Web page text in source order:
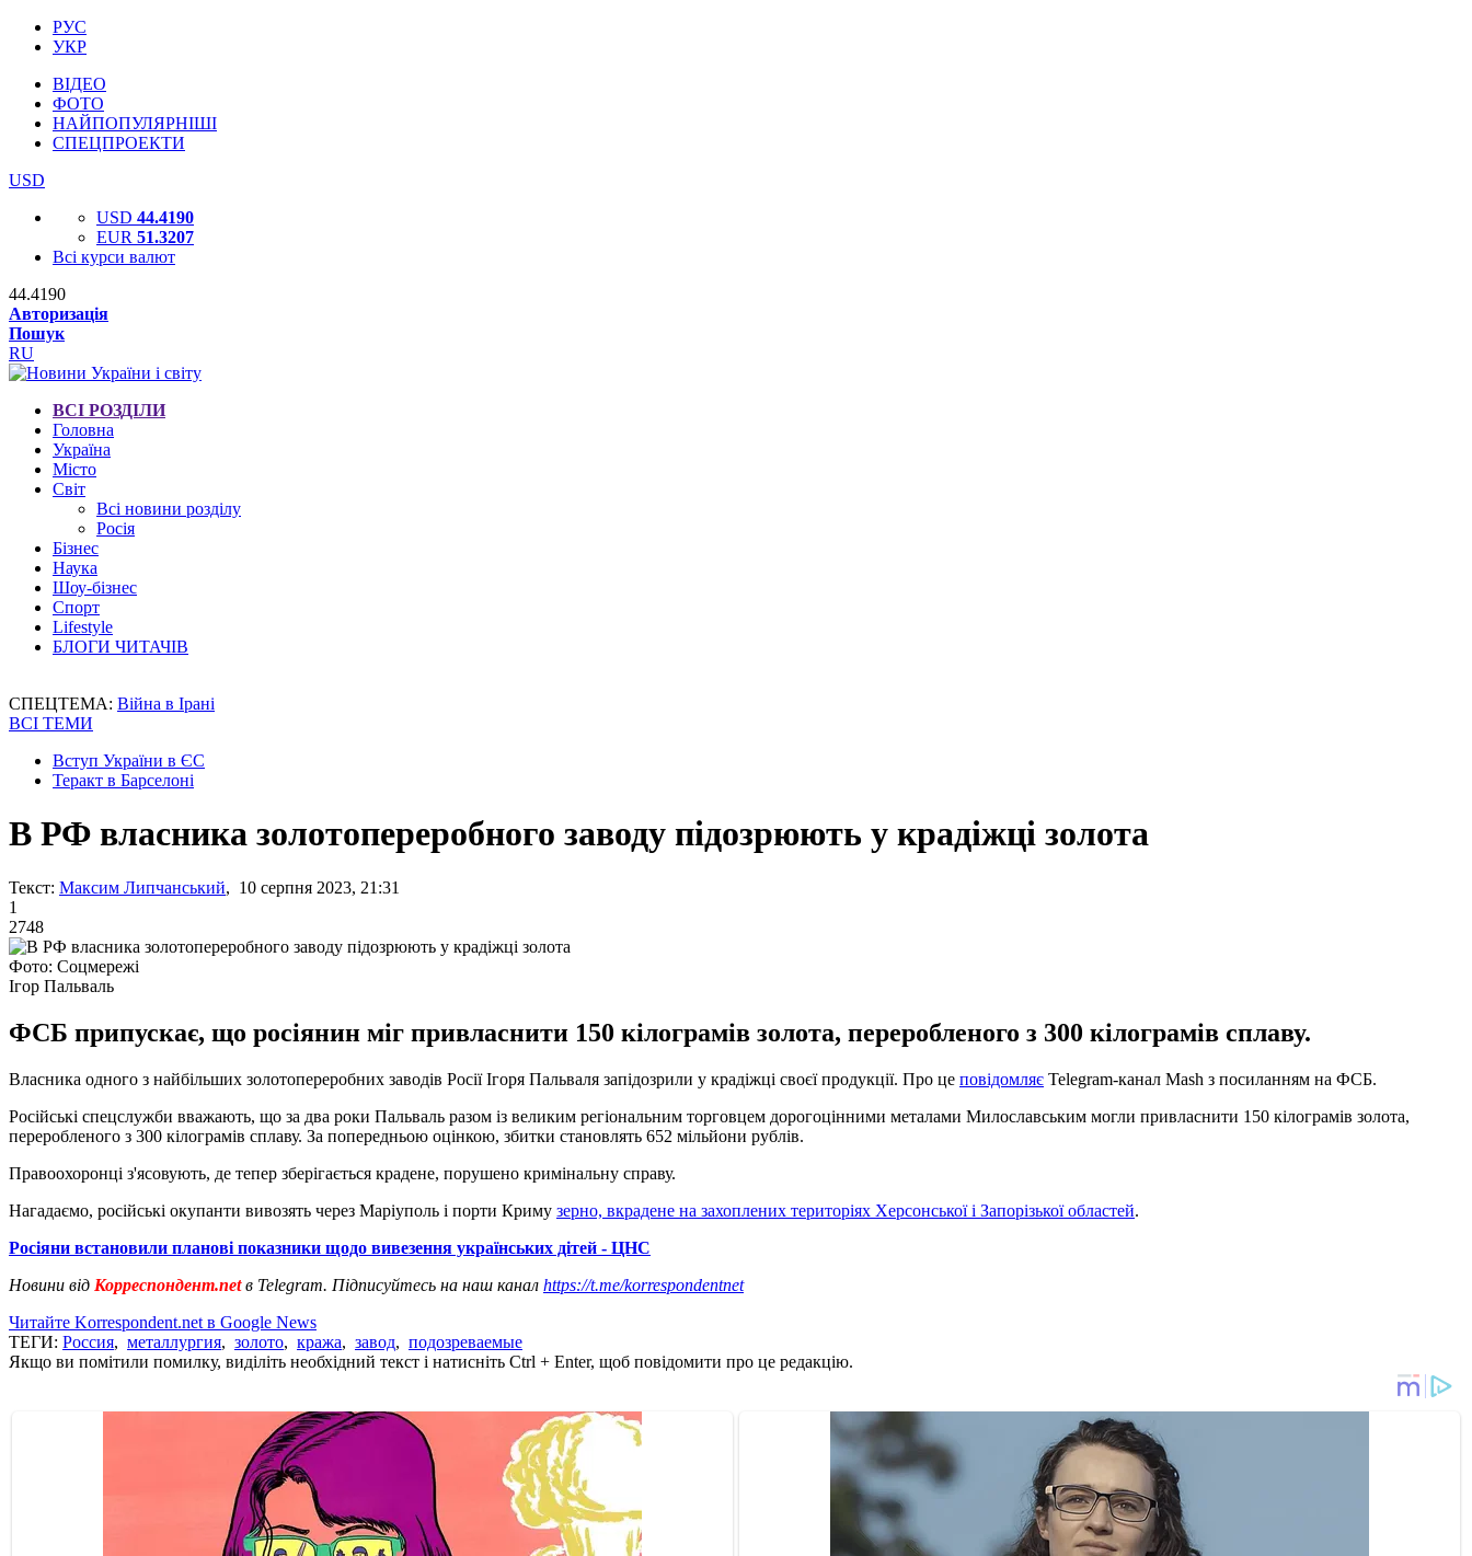
РУС
УКР
ВІДЕО
ФОТО
НАЙПОПУЛЯРНІШІ
СПЕЦПРОЕКТИ
USD
USD 44.4190
EUR 51.3207
Всі курси валют
44.4190
Авторизація
Пошук
RU
ВСІ РОЗДІЛИ
Головна
Україна
Місто
Світ
Всі новини розділу
Росія
Бізнес
Наука
Шоу-бізнес
Спорт
Lifestyle
БЛОГИ ЧИТАЧІВ
СПЕЦТЕМА: Війна в Ірані
ВСІ ТЕМИ
Вступ України в ЄС
Теракт в Барселоні
В РФ власника золотопереробного заводу підозрюють у крадіжці золота
Текст: Максим Липчанський, 10 серпня 2023, 21:31
1
2748
Фото: Соцмережі
Ігор Пальваль
ФСБ припускає, що росіянин міг привласнити 150 кілограмів золота, переробленого з 300 кілограмів сплаву.
Власника одного з найбільших золотопереробних заводів Росії Ігоря Пальваля запідозрили у крадіжці своєї продукції. Про це повідомляє Telegram-канал Mash з посиланням на ФСБ.
Російські спецслужби вважають, що за два роки Пальваль разом із великим регіональним торговцем дорогоцінними металами Милославським могли привласнити 150 кілограмів золота,
переробленого з 300 кілограмів сплаву. За попередньою оцінкою, збитки становлять 652 мільйони рублів.
Правоохоронці з'ясовують, де тепер зберігається крадене, порушено кримінальну справу.
Нагадаємо, російські окупанти вивозять через Маріуполь і порти Криму зерно, вкрадене на захоплених територіях Херсонської і Запорізької областей.
Росіяни встановили планові показники щодо вивезення українських дітей - ЦНС
Новини від Корреспондент.netв Telegram. Підписуйтесь на наш канал https://t.me/korrespondentnet
Читайте Korrespondent.net в Google News
ТЕГИ: Россия, металлургия, золото, кража, завод, подозреваемые
Якщо ви помітили помилку, виділіть необхідний текст і натисніть Ctrl + Enter, щоб повідомити про це редакцію.